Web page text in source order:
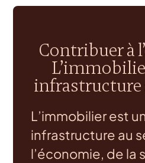
Contribuer à
infrastructure
L’immobilier est
infrastructure au
l’économie, de la